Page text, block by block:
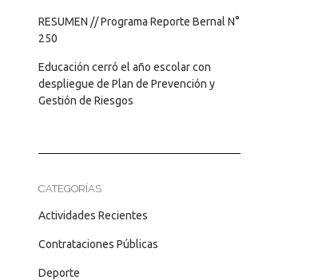
RESUMEN // Programa Reporte Bernal N°
250
Educación cerró el año escolar con
despliegue de Plan de Prevención y
Gestión de Riesgos
CATEGORÍAS
Actividades Recientes
Contrataciones Públicas
Deporte